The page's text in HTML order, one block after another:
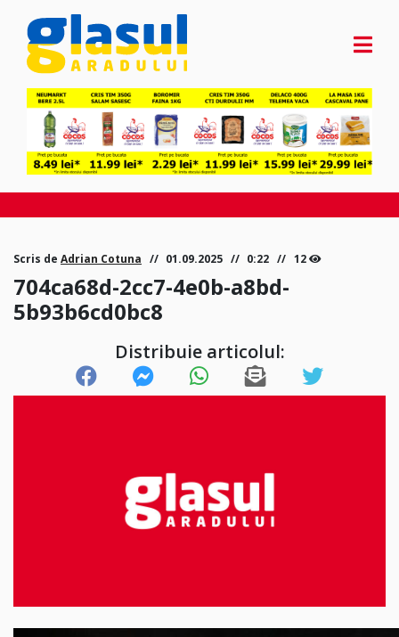
Scris de Adrian Cotuna 01.09.2025 0:22 12
704ca68d-2cc7-4e0b-a8bd-
5b93b6cd0bc8
Distribuie articolul: